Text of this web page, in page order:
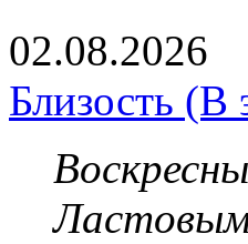
02.08.2026
Близость (В